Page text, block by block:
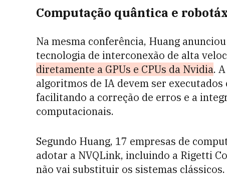
Computação quântica e
Na mesma conferência, Huang
tecnologia de interconexão de alta
diretamente a GPUs e CPUs da Nvidia.
algoritmos de IA devem ser
facilitando a correção de erros e a
computacionais.
Segundo Huang, 17 empresas de
adotar a NVQLink, incluindo a Rigetti
não vai substituir os sistemas